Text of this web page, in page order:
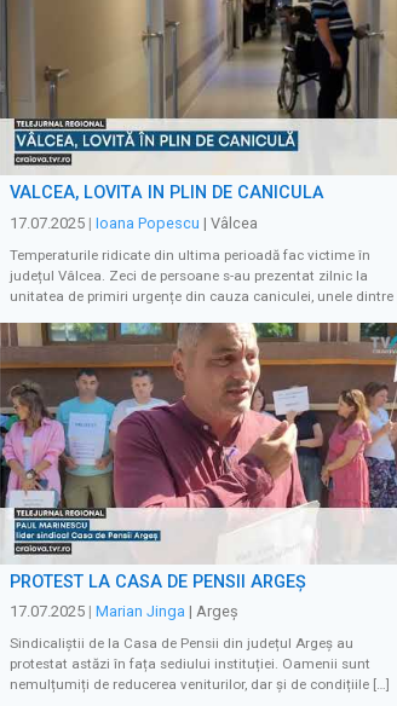
VÂLCEA, LOVITĂ ÎN PLIN DE CANICULĂ
17.07.2025 | Ioana Popescu | Vâlcea
Temperaturile ridicate din ultima perioadă fac victime în
județul Vâlcea. Zeci de persoane s-au prezentat zilnic la
unitatea de primiri urgențe din cauza caniculei, unele dintre
PROTEST LA CASA DE PENSII ARGEȘ
17.07.2025 | Marian Jinga | Argeș
Sindicaliștii de la Casa de Pensii din județul Argeș au
protestat astăzi în fața sediului instituției. Oamenii sunt
nemulțumiți de reducerea veniturilor, dar și de condițiile […]